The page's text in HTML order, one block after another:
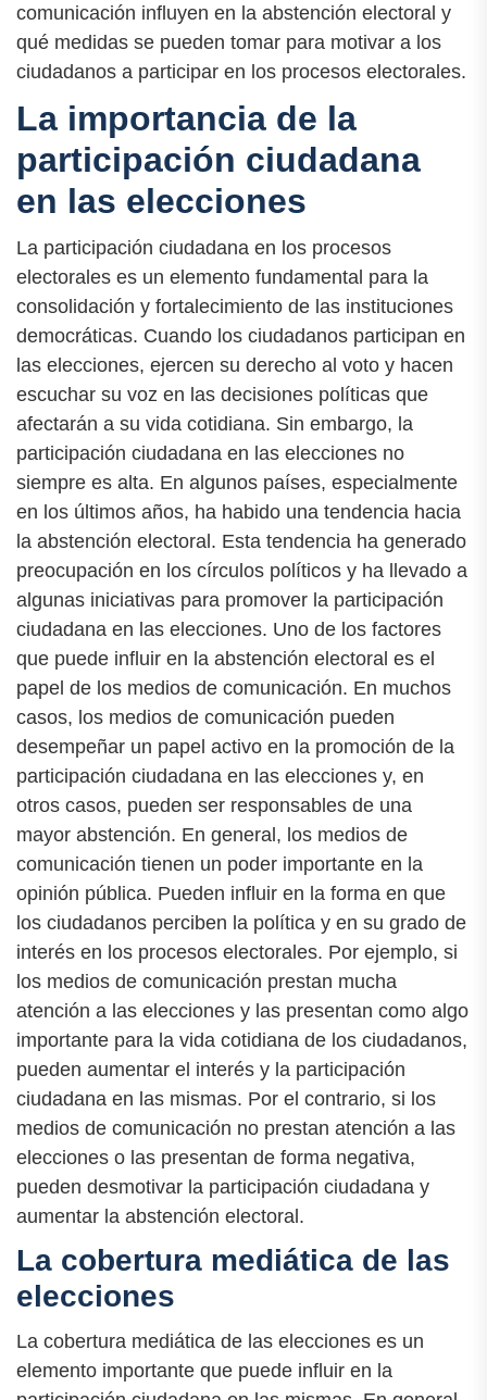
comunicación influyen en la abstención electoral y
qué medidas se pueden tomar para motivar a los
ciudadanos a participar en los procesos electorales.
La importancia de la
participación ciudadana
en las elecciones
La participación ciudadana en los procesos
electorales es un elemento fundamental para la
consolidación y fortalecimiento de las instituciones
democráticas. Cuando los ciudadanos participan en
las elecciones, ejercen su derecho al voto y hacen
escuchar su voz en las decisiones políticas que
afectarán a su vida cotidiana. Sin embargo, la
participación ciudadana en las elecciones no
siempre es alta. En algunos países, especialmente
en los últimos años, ha habido una tendencia hacia
la abstención electoral. Esta tendencia ha generado
preocupación en los círculos políticos y ha llevado a
algunas iniciativas para promover la participación
ciudadana en las elecciones. Uno de los factores
que puede influir en la abstención electoral es el
papel de los medios de comunicación. En muchos
casos, los medios de comunicación pueden
desempeñar un papel activo en la promoción de la
participación ciudadana en las elecciones y, en
otros casos, pueden ser responsables de una
mayor abstención. En general, los medios de
comunicación tienen un poder importante en la
opinión pública. Pueden influir en la forma en que
los ciudadanos perciben la política y en su grado de
interés en los procesos electorales. Por ejemplo, si
los medios de comunicación prestan mucha
atención a las elecciones y las presentan como algo
importante para la vida cotidiana de los ciudadanos,
pueden aumentar el interés y la participación
ciudadana en las mismas. Por el contrario, si los
medios de comunicación no prestan atención a las
elecciones o las presentan de forma negativa,
pueden desmotivar la participación ciudadana y
aumentar la abstención electoral.
La cobertura mediática de las
elecciones
La cobertura mediática de las elecciones es un
elemento importante que puede influir en la